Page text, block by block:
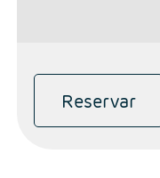
Reservar